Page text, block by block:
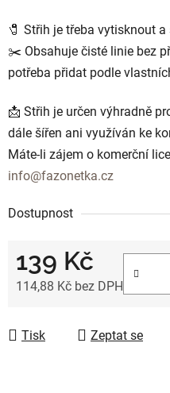
🧷 Střih je třeba vytisknout a
✂️ Obsahuje čisté linie bez
potřeba přidat podle
📩 Střih je určen výhradně
dále šířen ani využíván ke
Máte-li zájem o komerční
info@fazonetka.cz
Dostupnost
139 Kč
114,88 Kč bez DPH
Tisk Zeptat se